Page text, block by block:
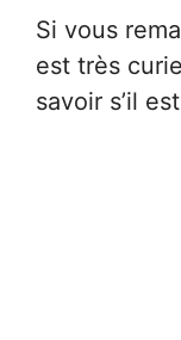
Si vous
est très
savoir s’il